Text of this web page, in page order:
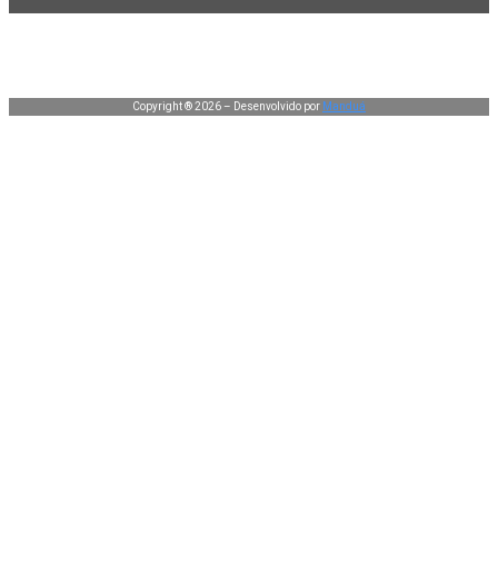
Copyright ® 2026 – Desenvolvido por Manduá